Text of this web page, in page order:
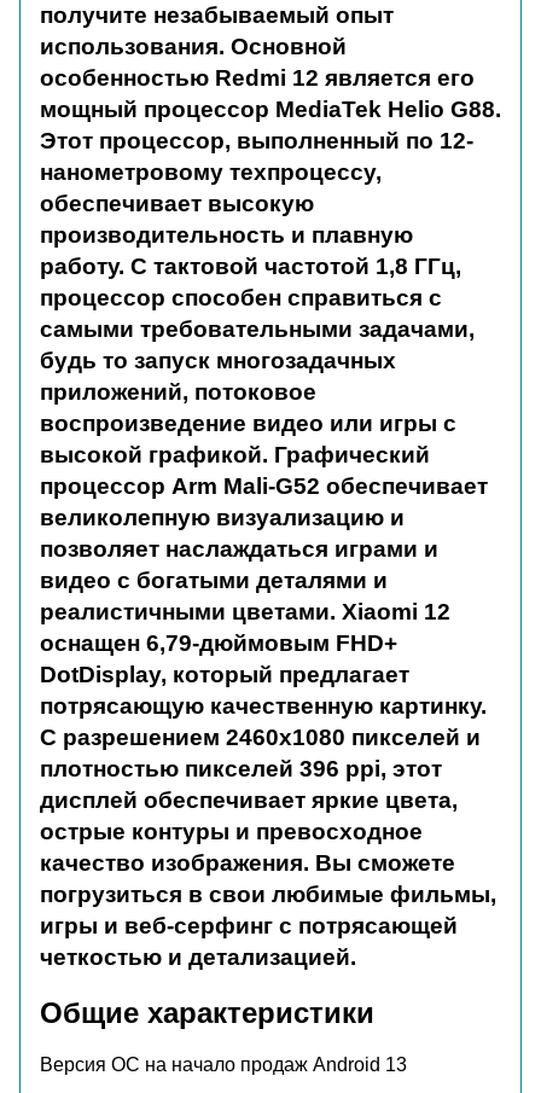
получите незабываемый опыт
использования. Основной
особенностью Redmi 12 является его
мощный процессор MediaTek Helio G88.
Этот процессор, выполненный по 12-
нанометровому техпроцессу,
обеспечивает высокую
производительность и плавную
работу. С тактовой частотой 1,8 ГГц,
процессор способен справиться с
самыми требовательными задачами,
будь то запуск многозадачных
приложений, потоковое
воспроизведение видео или игры с
высокой графикой. Графический
процессор Arm Mali-G52 обеспечивает
великолепную визуализацию и
позволяет наслаждаться играми и
видео с богатыми деталями и
реалистичными цветами. Xiaomi 12
оснащен 6,79-дюймовым FHD+
DotDisplay, который предлагает
потрясающую качественную картинку.
С разрешением 2460x1080 пикселей и
плотностью пикселей 396 ppi, этот
дисплей обеспечивает яркие цвета,
острые контуры и превосходное
качество изображения. Вы сможете
погрузиться в свои любимые фильмы,
игры и веб-серфинг с потрясающей
четкостью и детализацией.
Общие характеристики
Версия ОС на начало продаж Android 13